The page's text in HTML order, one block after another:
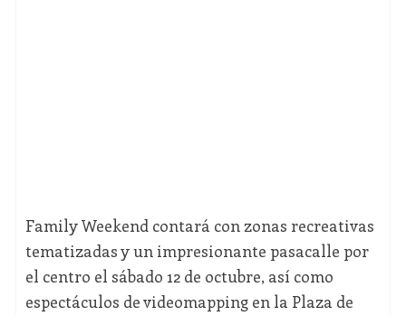
Family Weekend contará con zonas recreativas
tematizadas y un impresionante pasacalle por
el centro el sábado 12 de octubre, así como
espectáculos de videomapping en la Plaza de